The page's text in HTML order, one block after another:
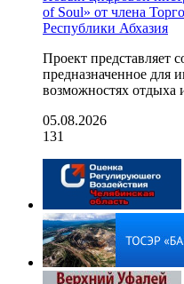
of Soul» от члена
Республики Абхазия
Проект представляет
предназначенное для
возможностях отдыха
05.08.2026
131